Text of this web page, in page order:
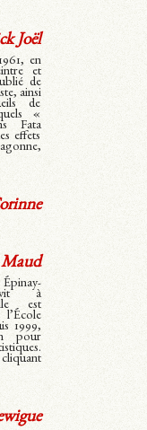
Joël
en
et
de
ainsi
de
«
Fata
effets
vit à
est
1999,
pour